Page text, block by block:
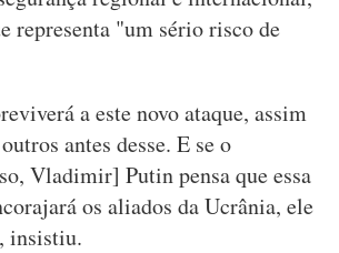
representa "um sério risco de
a este novo ataque, assim
antes desse. E se o
Vladimir] Putin pensa que essa
os aliados da Ucrânia, ele
insistiu.